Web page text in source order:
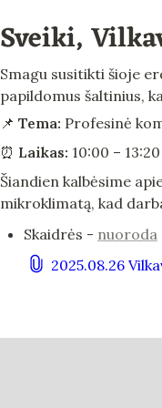
Sveiki,
Smagu susitikti šioje
papildomus šaltinius,
📌 Tema: Profesinė
⏰ Laikas: 10:00 – 13:20
Šiandien kalbėsime
mikroklimatą, kad
Skaidrės - nuoroda
2025.08.26